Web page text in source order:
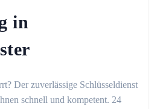
in
Der zuverlässige Schlüsseldienst
schnell und kompetent. 24